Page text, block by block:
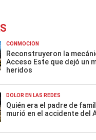
CONMOCIÓN
Reconstruyeron la
Acceso Este que dejó un
heridos
DOLOR EN LAS REDES
Quién era el padre de
murió en el accidente del